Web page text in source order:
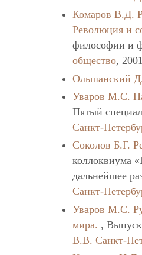
Комаров В.Д.
Революция и
философии и
общество,
Ольшанский
Уваров М.С.
Пятый
Санкт-
Соколов Б.Г.
коллоквиума
дальнейшее
Санкт-
Уваров М.С.
мира. ,
В.В. Санкт-